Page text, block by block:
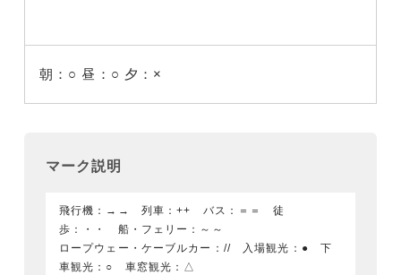
朝：○ 昼：○ 夕：×
マーク説明
飛行機：→→ 列車：++ バス：＝＝ 徒
歩：・・ 船・フェリー：～～
ロープウェー・ケーブルカー：// 入場観光：● 下
車観光：○ 車窓観光：△